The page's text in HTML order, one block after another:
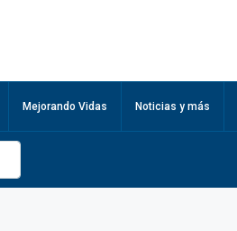
Mejorando Vidas Noticias y más